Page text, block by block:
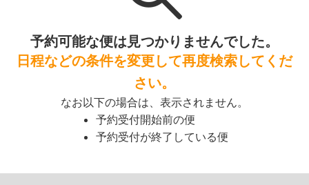
予約可能な便は見つかりませんでした。
日程などの条件を変更して再度検索してくだ
さい。
なお以下の場合は、表示されません。
予約受付開始前の便
予約受付が終了している便